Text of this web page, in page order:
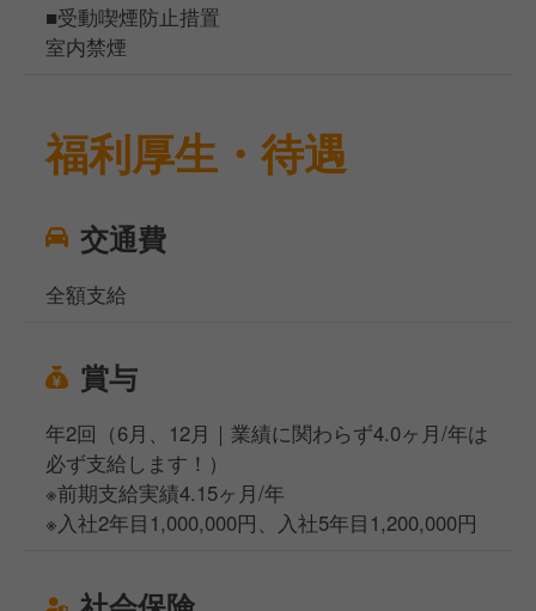
■受動喫煙防止措置
室内禁煙
福利厚生・待遇
交通費
全額支給
賞与
年2回（6月、12月｜業績に関わらず4.0ヶ月/年は
必ず支給します！）
※前期支給実績4.15ヶ月/年
※入社2年目1,000,000円、入社5年目1,200,000円